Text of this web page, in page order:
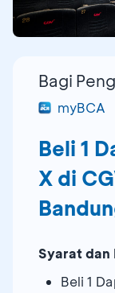
Bagi
myBCA
Beli 1
X di
Syarat dan
Beli 1